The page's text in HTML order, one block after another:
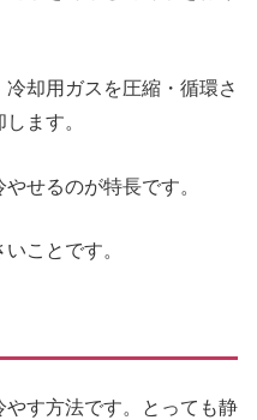
却用ガスを圧縮・循環さ
ます。
せるのが特長です。
ことです。
す方法です。とっても静